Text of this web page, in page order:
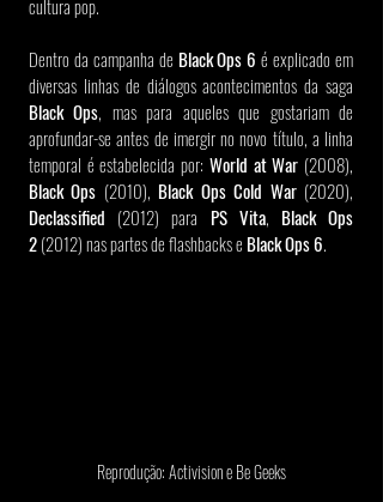
cultura pop.
Dentro da campanha de Black Ops 6 é explicado em
Black Ops, mas para aqueles que gostariam de
aprofundar-se antes de imergir no novo título, a linha
temporal é estabelecida por: World at War
Black Ops (2010), Black Ops Cold War
Declassified (2012) para PS Vita, Black Ops
2 (2012) nas partes de flashbacks e Black Ops 6.
Reprodução: Activision e Be Geeks